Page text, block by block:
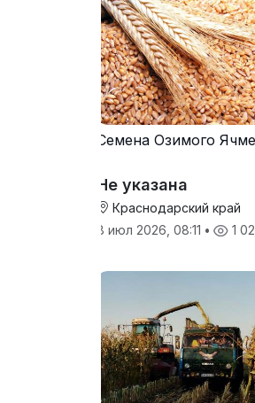
Семена Озимого
Не указана
Краснодарский край
8 июл 2026, 08:11 • 1